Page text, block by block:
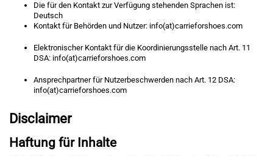
Die für den Kontakt zur Verfügung stehenden Sprachen ist:
Deutsch
Kontakt für Behörden und Nutzer: info(at)carrieforshoes.com
Elektronischer Kontakt für die Koordinierungsstelle nach Art. 11
DSA: info(at)carrieforshoes.com
Ansprechpartner für Nutzerbeschwerden nach Art. 12 DSA:
info(at)carrieforshoes.com
Disclaimer
Haftung für Inhalte